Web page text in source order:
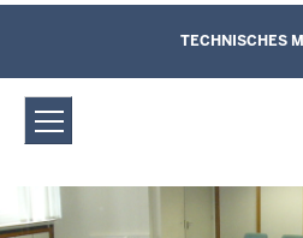
Landgericht Essen:
Direkt zum Inhalt
Leichte Sprache,
und Kontaktformular
TECHNISCHES